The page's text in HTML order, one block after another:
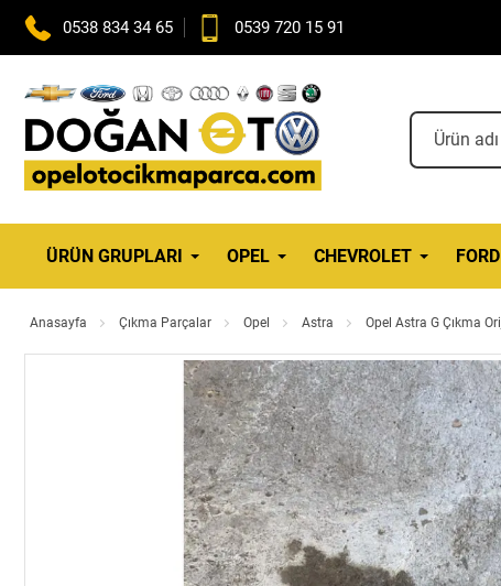
0538 834 34 65 0539 720 15 91
ÜRÜN GRUPLARI OPEL CHEVROLET FORD
Anasayfa Çıkma Parçalar Opel Astra Opel Astra G Çıkma